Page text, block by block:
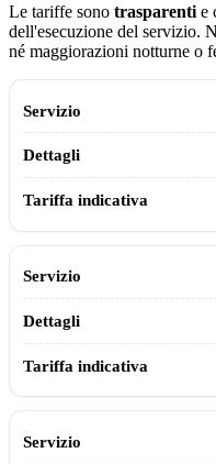
Le tariffe sono trasparenti e
dell'esecuzione del servizio.
né maggiorazioni notturne o
Tabella dei prezzi e delle
Servizio